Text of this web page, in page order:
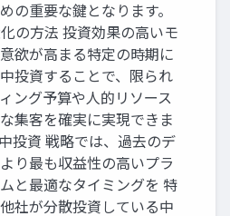
の重要な鍵となります。
の方法 投資効果の高いモ
欲が高まる特定の時期に
投資することで、限られ
ング予算や人的リソース
集客を確実に実現できま
投資 戦略では、過去のデ
り最も収益性の高いプラ
と最適なタイミングを 特
社が分散投資している中